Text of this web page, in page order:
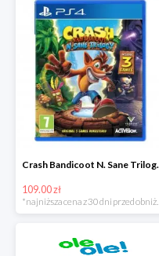
Crash
109.00 zł